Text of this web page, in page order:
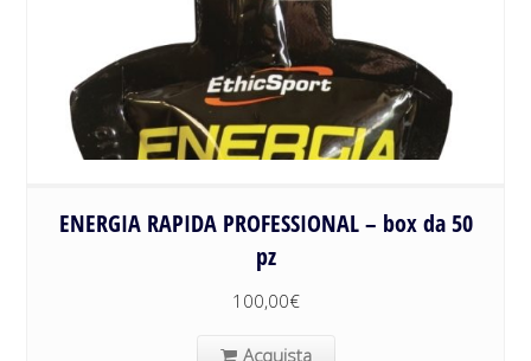
ENERGIA RAPIDA PROFESSIONAL – box da 50
pz
100,00€
Acquista